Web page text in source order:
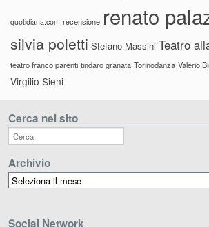
quotidiana.com recensione renato
silvia poletti Stefano Massini Teatro
teatro franco parenti tindaro granata Torinodanza Valerio
Virgilio Sieni
Cerca nel sito
Archivio
Archivio
Social Network